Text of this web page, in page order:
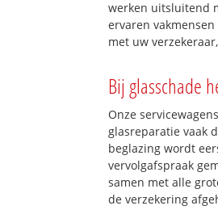
werken uitsluitend
ervaren
met uw
Bij glasschade
Onze
glasreparatie vaak
beglazing wordt
vervolgafspraak
samen met alle
de verzekering